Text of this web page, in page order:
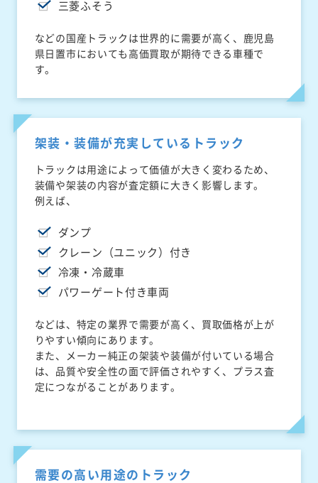
三菱ふそう
などの国産トラックは世界的に需要が高く、鹿児島
県日置市においても高価買取が期待できる車種で
す。
架装・装備が充実しているトラック
トラックは用途によって価値が大きく変わるため、
装備や架装の内容が査定額に大きく影響します。
例えば、
ダンプ
クレーン（ユニック）付き
冷凍・冷蔵車
パワーゲート付き車両
などは、特定の業界で需要が高く、買取価格が上が
りやすい傾向にあります。
また、メーカー純正の架装や装備が付いている場合
は、品質や安全性の面で評価されやすく、プラス査
定につながることがあります。
需要の高い用途のトラック